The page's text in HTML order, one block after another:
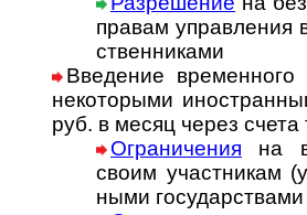
правам
ст­вен­никами
Введение временного
не­ко­то­ры­ми
руб. в месяц через
Ограничения на
своим участ­никам
ными госу­дарствами